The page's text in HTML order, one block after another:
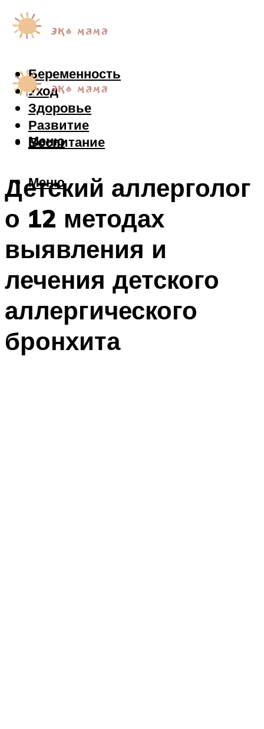
Беременность
Уход
Здоровье
Развитие
Воспитание
Меню
Меню
Детский аллерголог
о 12 методах
выявления и
лечения детского
аллергического
бронхита